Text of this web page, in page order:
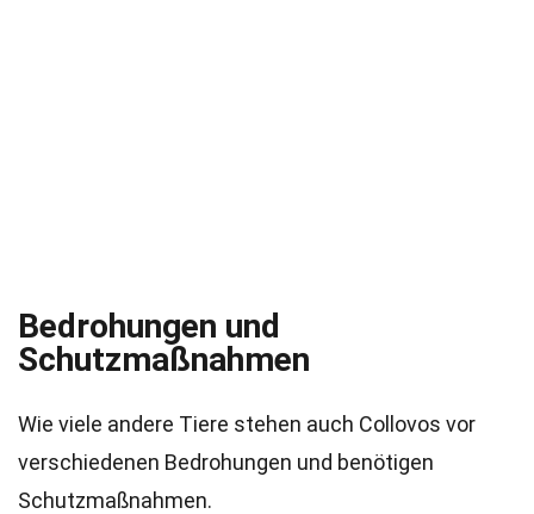
Bedrohungen und
Schutzmaßnahmen
Wie viele andere Tiere stehen auch Collovos vor
verschiedenen Bedrohungen und benötigen
Schutzmaßnahmen.